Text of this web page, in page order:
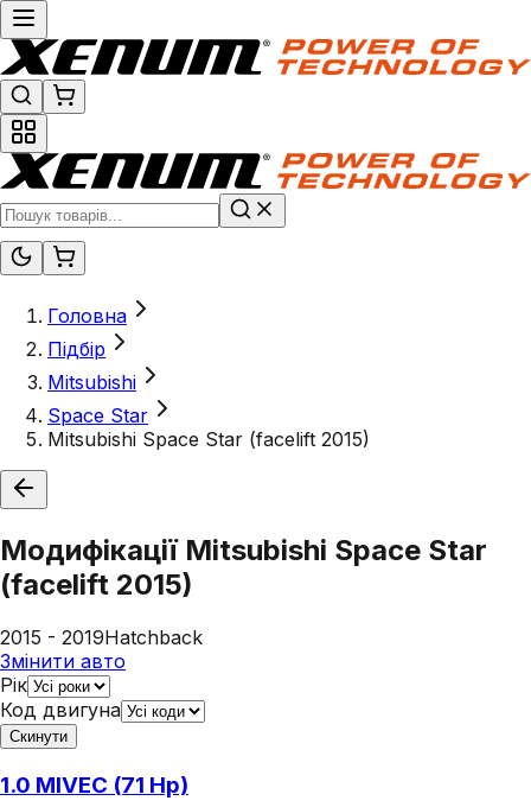
Головна
Підбір
Mitsubishi
Space Star
Mitsubishi Space Star (facelift 2015)
Модифікації Mitsubishi Space Star
(facelift 2015)
2015 - 2019Hatchback
Змінити авто
Рік
Код двигуна
Скинути
1.0 MIVEC (71 Hp)